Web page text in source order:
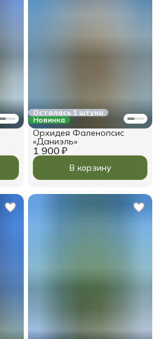
Осталась 1 штука
Новинка
1 900 ₽
Орхидея Фаленопсис
«Даниэль»
В корзину